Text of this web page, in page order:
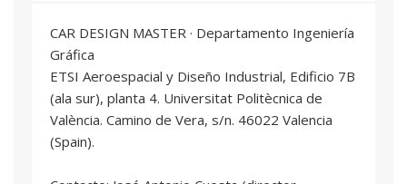
: Profesional del sector
Marco De Rossi Estrada
Grado Doctor
07 TESINA FIN DE MÁSTER
30 ECTS
CAR DESIGN MASTER · Departamento Ingeniería
Gráfica
ETSI Aeroespacial y Diseño Industrial, Edificio 7B
(ala sur), planta 4. Universitat Politècnica de
València. Camino de Vera, s/n. 46022 Valencia
(Spain).